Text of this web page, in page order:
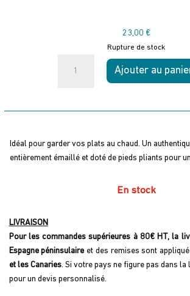
23,00 €
Rupture de stock
Ajouter au
Idéal pour garder vos plats au chaud. Un
entièrement émaillé et doté de pieds pliants pour
En stock
LIVRAISON
Pour les commandes supérieures à 80€ HT, la
Espagne péninsulaire et des remises sont
et les Canaries. Si votre pays ne figure pas dans
pour un devis personnalisé.